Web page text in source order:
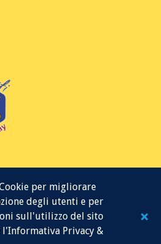
per migliorare
degli utenti e per
sull'utilizzo del sito
l'Informativa Privacy &